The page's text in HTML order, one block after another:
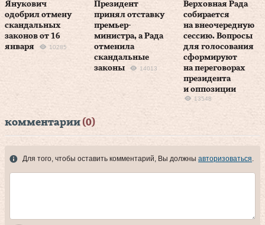
Янукович
одобрил отмену
скандальных
законов от 16
января
10285
Президент
принял отставку
премьер-
министра, а Рада
отменила
скандальные
законы
14013
Верховная Рада
собирается
на внеочередную
сессию. Вопросы
для голосования
сформируют
на переговорах
президента
и оппозиции
13548
комментарии (0)
Для того, чтобы оставить комментарий, Вы должны авторизоваться